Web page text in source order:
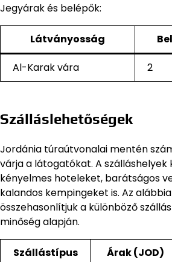
Jegyárak és belépők:
Látványosság
Al-Karak vára 2
Szálláslehetőségek
Jordánia túraútvonalai mentén
várja a látogatókat. A
kényelmes hoteleket, barátságos
kalandos kempingeket is. Az
összehasonlítjuk a különböző
minőség alapján.
Szállástípus Árak (JOD)